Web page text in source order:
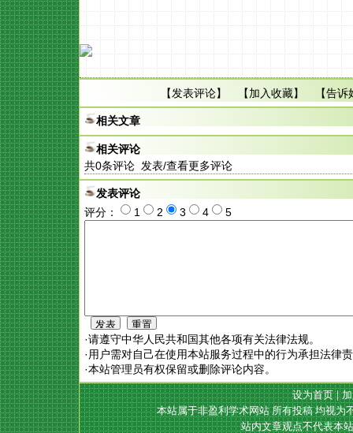
【发表评论】 【加入收藏】 【告诉
相关文章
相关评论
共0条评论 发表/查看更多评论
发表评论
评分：
1 2 3 4 5
·请遵守中华人民共和国其他各项有关法律法规。
·用户需对自己在使用本站服务过程中的行为承担法律
·本站管理员有权保留或删除评论内容。
设为首页|
本站属于非盈利学术网站 所有投稿 均视为
站内文章观点不代表本